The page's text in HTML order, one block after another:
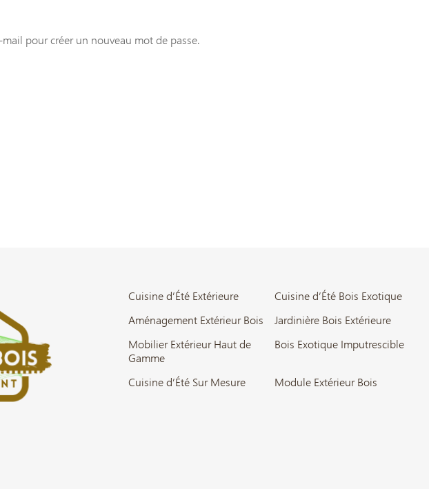
pour créer un nouveau mot de passe.
Cuisine d’Été Extérieure
Cuisine d’Été Bois Exotique
Aménagement Extérieur Bois
Jardinière Bois Extérieure
Mobilier Extérieur Haut de
Gamme
Bois Exotique Imputrescible
Cuisine d’Été Sur Mesure Module Extérieur Bois